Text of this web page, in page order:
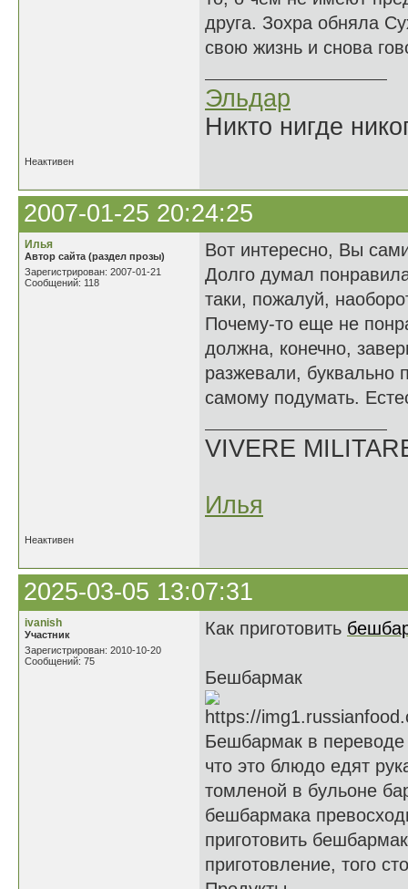
друга. Зохра обняла
свою жизнь и снова
Эльдар
Никто нигде
Неактивен
2007-01-25 20:24:25
Илья
Автор сайта (раздел прозы)
Зарегистрирован: 2007-01-21
Сообщений: 118
Вот интересно, Вы
Долго думал
таки, пожалуй,
Почему-то еще не
должна, конечно,
разжевали, буквально
самому подумать.
VIVERE
Илья
Неактивен
2025-03-05 13:07:31
ivanish
Участник
Зарегистрирован: 2010-10-20
Сообщений: 75
Как приготовить
Бешбармак
Бешбармак в переводе
что это блюдо едят
томленой в бульоне
бешбармака
приготовить
приготовление, того